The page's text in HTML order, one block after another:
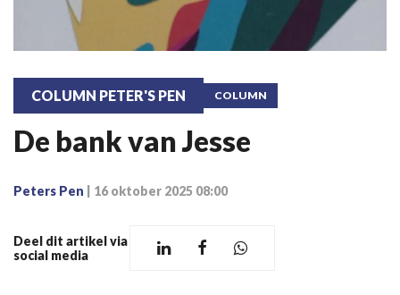
COLUMN PETER'S PEN COLUMN
De bank van Jesse
Peters Pen 16 oktober 2025 08:00
Deel dit artikel via
social media